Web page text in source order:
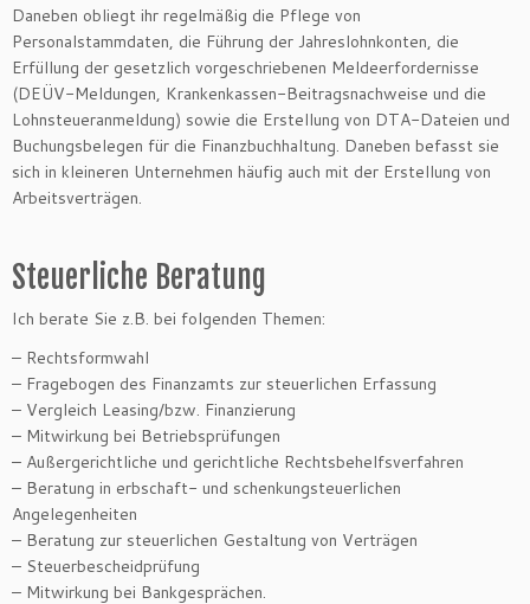
Daneben obliegt ihr regelmäßig die Pflege von
Personalstammdaten, die Führung der Jahreslohnkonten, die
Erfüllung der gesetzlich vorgeschriebenen Meldeerfordernisse
(DEÜV-Meldungen, Krankenkassen-Beitragsnachweise und die
Lohnsteueranmeldung) sowie die Erstellung von DTA-Dateien und
Buchungsbelegen für die Finanzbuchhaltung. Daneben befasst sie
sich in kleineren Unternehmen häufig auch mit der Erstellung von
Arbeitsverträgen.
Steuerliche Beratung
Ich berate Sie z.B. bei folgenden Themen:
– Rechtsformwahl
– Fragebogen des Finanzamts zur steuerlichen Erfassung
– Vergleich Leasing/bzw. Finanzierung
– Mitwirkung bei Betriebsprüfungen
– Außergerichtliche und gerichtliche Rechtsbehelfsverfahren
– Beratung in erbschaft- und schenkungsteuerlichen
Angelegenheiten
– Beratung zur steuerlichen Gestaltung von Verträgen
– Steuerbescheidprüfung
– Mitwirkung bei Bankgesprächen.